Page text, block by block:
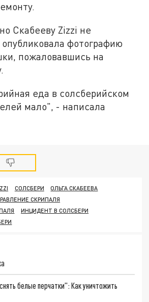
Скабееву Zizzi не
фотографию
пожаловавшись на
еда в солсберийском
мало", - написала
СОЛСБЕРИ
ОЛЬГА СКАБЕЕВА
СКРИПАЛЯ
ИНЦИДЕНТ В СОЛСБЕРИ
белые перчатки": Как уничтожить